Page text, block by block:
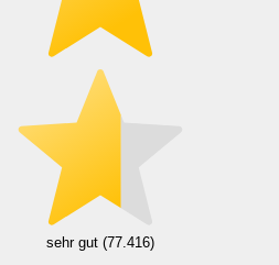
sehr gut (77.416)